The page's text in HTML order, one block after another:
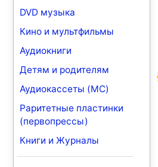
DVD музыка
Кино и мультфильмы
Аудиокниги
Детям и родителям
Аудиокассеты (MC)
Раритетные пластинки
(первопрессы)
Книги и Журналы